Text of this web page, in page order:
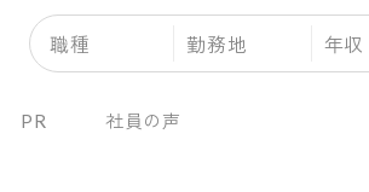
職種 勤務地 年収
PR 社員の声